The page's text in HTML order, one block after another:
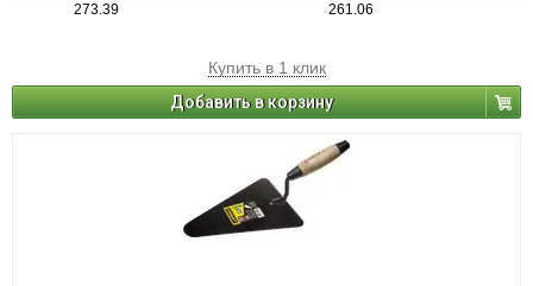
273.39 261.06
Купить в 1 клик
Добавить в корзину